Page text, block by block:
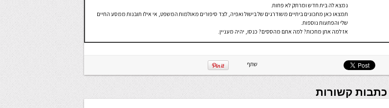
נמצא לה בית חדש ומרתק לא פחות.
תמצאו כאן מתכונים ביתיים משודרגים של בישול ואפיה, לצד סיפורים מאולמות המשפט, אי אילו תובנות ממסע החיים
שלי והפתעות נוספות.
אז למה אתן מחכות? למה אתם מהססים? כנסו, יהיה מעניין.
שתף
כתבות קשורות